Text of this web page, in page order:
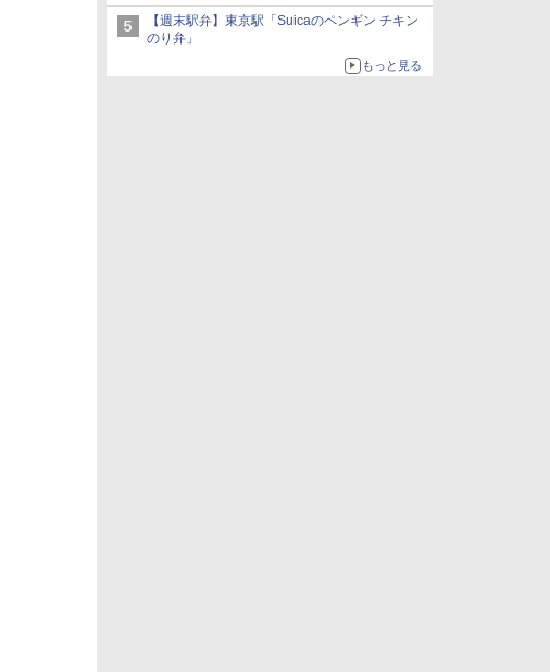
も使える
【週末駅弁】東京駅「Suicaのペンギン チキン
のり弁」
もっと見る